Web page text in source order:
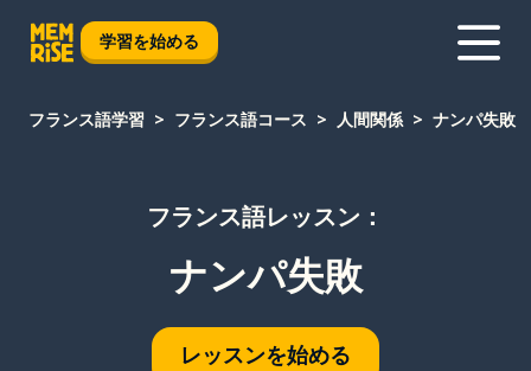
学習を始める
フランス語学習 フランス語コース 人間関係 ナンパ失敗
フランス語レッスン：
ナンパ失敗
レッスンを始める